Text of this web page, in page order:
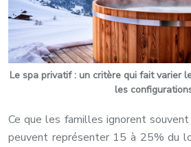
Le spa privatif : un critère qui fait varier
les
Ce que les familles ignorent
peuvent représenter 15 à 25% du